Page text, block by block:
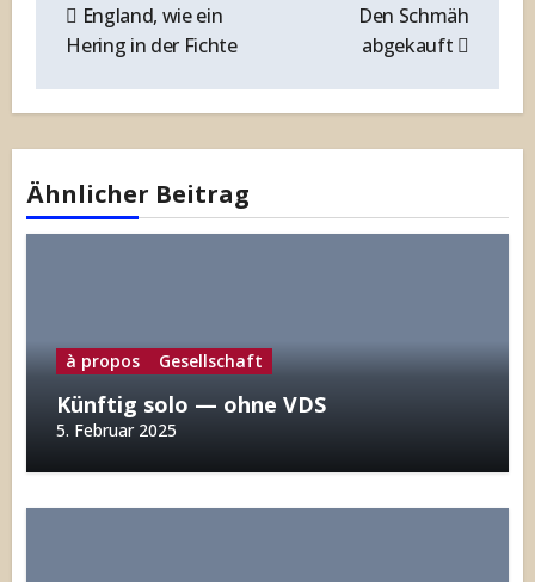
England, wie ein
Hering in der Fichte
Den Schmäh
abgekauft
Ähnlicher Beitrag
à propos Gesellschaft
Künftig solo — ohne VDS
5. Februar 2025